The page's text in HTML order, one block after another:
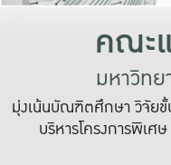
คณะ
มหาวิท
มุ่งเน้นบัณฑิตศึกษา วิจัยขั้
บริหารโครงการพิเศ